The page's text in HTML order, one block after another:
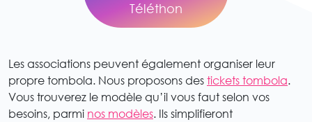
Téléthon
Les associations peuvent également organiser leur
propre tombola. Nous proposons des tickets tombola.
Vous trouverez le modèle qu’il vous faut selon vos
besoins, parmi nos modèles. Ils simplifieront